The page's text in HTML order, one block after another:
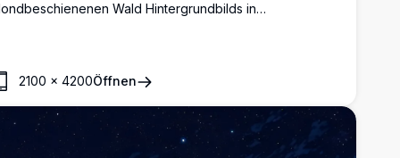
Wald Hintergrundbilds in
ist dieses hochwertige Bild perfekt für Desktop-
Atmosphäre mit klaren, detaillierten Bildern.
2100 × 4200Öffnen